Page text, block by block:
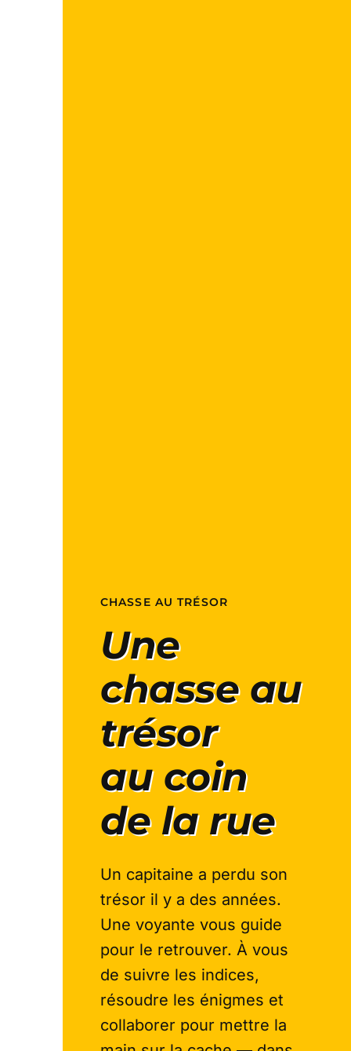
CHASSE AU TRÉSOR
Une
chasse au
trésor
au coin
de la rue
Un capitaine a perdu son
trésor il y a des années.
Une voyante vous guide
pour le retrouver. À vous
de suivre les indices,
résoudre les énigmes et
collaborer pour mettre la